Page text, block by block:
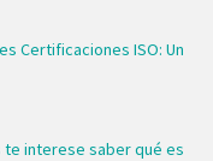
Certificaciones ISO: Un
te interese saber qué es